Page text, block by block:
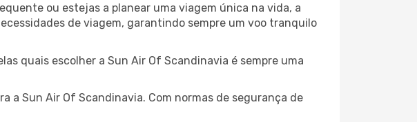
ou estejas a planear uma viagem única na vida, a
de viagem, garantindo sempre um voo tranquilo
quais escolher a Sun Air Of Scandinavia é sempre uma
a Sun Air Of Scandinavia. Com normas de segurança de